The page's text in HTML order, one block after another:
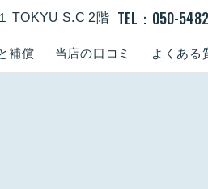
補償 当店の口コミ よくある
TOKYU S.C 2階 TEL：050-